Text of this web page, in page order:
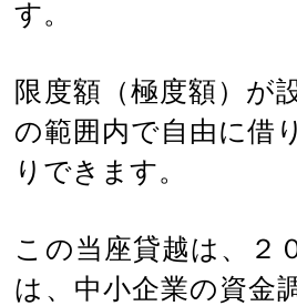
す。
限度額（極度額）が
の範囲内で自由に借
りできます。
この当座貸越は、２
は、中小企業の資金